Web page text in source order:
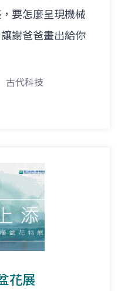
要怎麼呈現機械
謝爸爸畫出給你
古代科技
花展